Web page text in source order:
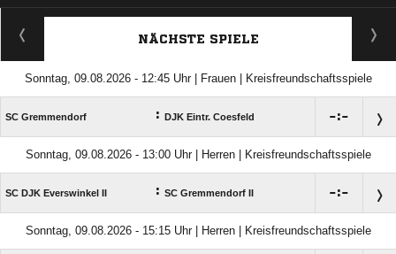
ANZEIGE
NÄCHSTE SPIELE
Sonntag, 09.08.2026 - 12:45 Uhr | Frauen | Kreisfreundschaftsspiele
SC Gremmendorf : DJK Eintr. Coesfeld :
Sonntag, 09.08.2026 - 13:00 Uhr | Herren | Kreisfreundschaftsspiele
SC DJK Everswinkel II : SC Gremmendorf II :
Sonntag, 09.08.2026 - 15:15 Uhr | Herren | Kreisfreundschaftsspiele